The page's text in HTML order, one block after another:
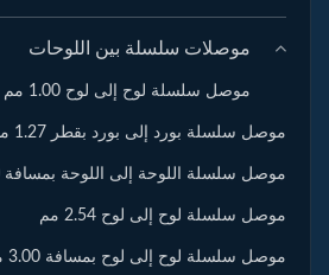
موصلات سلسلة بين اللوحات
موصل سلسلة لوح إلى لوح 1.00 مم
موصل سلسلة بورد إلى بورد بقطر 1.27 مم
موصل سلسلة اللوحة إلى اللوحة بمسافة 2.00 مم
موصل سلسلة لوح إلى لوح 2.54 مم
موصل سلسلة لوح إلى لوح بمسافة 3.00 مم